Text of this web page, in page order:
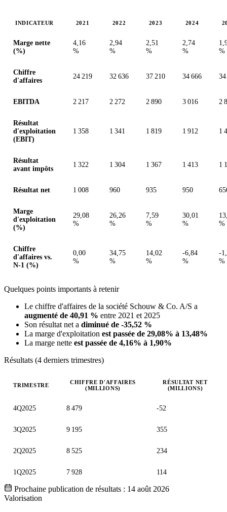
INDICATEUR 2021 2022 2023 2024
Marge nette
(%)
4,16
%
2,94
%
2,51
%
2,74
%
%
Chiffre
d'affaires
24 219 32 636 37 210 34 666
EBITDA 2 217 2 272 2 890 3 016 2
Résultat
d'exploitation
(EBIT)
1 358 1 341 1 819 1 912 1
Résultat
avant impôts
1 322 1 304 1 367 1 413 1
Résultat net 1 008 960 935 950
Marge
d'exploitation
(%)
29,08
%
26,26
%
7,59
%
30,01
%
%
Chiffre
d'affaires vs.
N-1 (%)
0,00
%
34,75
%
14,02
%
-6,84
%
-
%
Quelques points importants à retenir
Le chiffre d'affaires de la société Schouw & Co. A/S a
augmenté de 40,91 % entre 2021 et 2025
Son résultat net a diminué de -35,52 %
La marge d'exploitation est passée de 29,08% à 13,48%
La marge nette est passée de 4,16% à 1,90%
Résultats (4 derniers trimestres)
TRIMESTRE
CHIFFRE D'AFFAIRES
(MILLIONS)
RÉSULTAT NET
(MILLIONS)
4Q2025 8 479 -52
3Q2025 9 195 355
2Q2025 8 525 234
1Q2025 7 928 114
Prochaine publication de résultats : 14 août 2026
Valorisation